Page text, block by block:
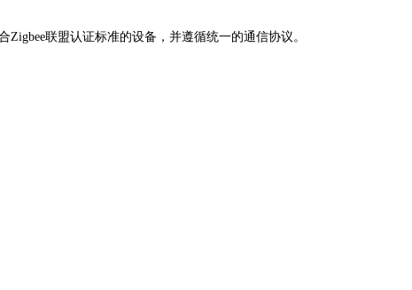
联盟认证标准的设备，并遵循统一的通信协议。